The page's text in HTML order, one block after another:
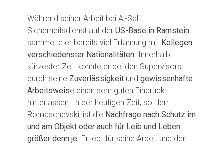
Während seiner Arbeit bei Al-Sali
Sicherheitsdienst auf der US-Base in Ramstein
sammelte er bereits viel Erfahrung mit Kollegen
verschiedenster Nationalitäten. Innerhalb
kürzester Zeit konnte er bei den Supervisors
durch seine Zuverlässigkeit und gewissenhafte
Arbeitsweise einen sehr guten Eindruck
hinterlassen. In der heutigen Zeit, so Herr
Romaschevski, ist die Nachfrage nach Schutz im
und am Objekt oder auch für Leib und Leben
größer denn je. Er lebt für seine Arbeit und den